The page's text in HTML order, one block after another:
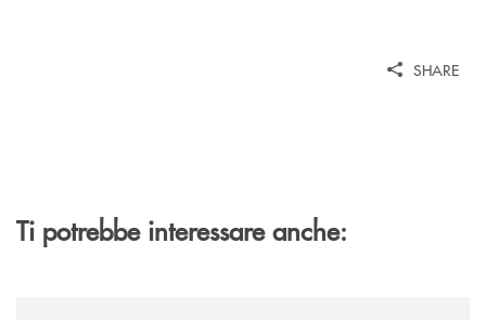
SHARE
Ti potrebbe interessare anche: